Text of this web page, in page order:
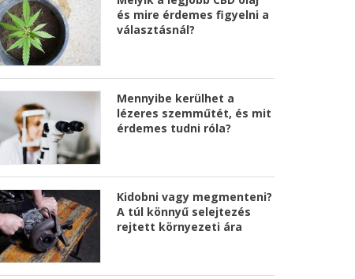
és mire érdemes figyelni a
választásnál?
Mennyibe kerülhet a
lézeres szemműtét, és mit
érdemes tudni róla?
Kidobni vagy megmenteni?
A túl könnyű selejtezés
rejtett környezeti ára